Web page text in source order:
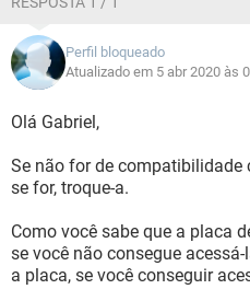
Perfil bloqueado
Atualizado em 5 abr 2020 às
Olá Gabriel,
Se não for de compatibilidade
se for, troque-a.
Como você sabe que a placa
se você não consegue
a placa, se você conseguir